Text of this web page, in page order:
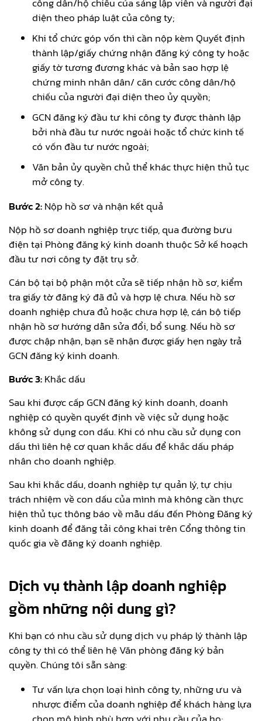
diện theo pháp luật của công ty;
Khi tổ chức góp vốn thì cần nộp kèm Quyết định
thành lập/giấy chứng nhận đăng ký công ty hoặc
giấy tờ tương đương khác và bản sao hợp lệ
chứng minh nhân dân/ căn cước công dân/hộ
chiếu của người đại diện theo ủy quyền;
GCN đăng ký đầu tư khi công ty được thành lập
bởi nhà đầu tư nước ngoài hoặc tổ chức kinh tế
có vốn đầu tư nước ngoài;
Văn bản ủy quyền chủ thể khác thực hiện thủ tục
mở công ty.
Bước 2:Nộp hồ sơ và nhận kết quả
Nộp hồ sơ doanh nghiệp trực tiếp, qua đường bưu
điện tại Phòng đăng ký kinh doanh thuộc Sở kế hoạch
đầu tư nơi công ty đặt trụ sở.
Cán bộ tại bộ phận một cửa sẽ tiếp nhận hồ sơ, kiểm
tra giấy tờ đăng ký đã đủ và hợp lệ chưa. Nếu hồ sơ
doanh nghiệp chưa đủ hoặc chưa hợp lệ, cán bộ tiếp
nhận hồ sơ hướng dẫn sửa đổi, bổ sung. Nếu hồ sơ
được chập nhận, bạn sẽ nhận được giấy hẹn ngày trả
GCN đăng ký kinh doanh.
Bước 3:Khắc dấu
Sau khi được cấp GCN đăng ký kinh doanh, doanh
nghiệp có quyền quyết định về việc sử dụng hoặc
không sử dụng con dấu. Khi có nhu cầu sử dụng con
dấu thì liên hệ cơ quan khắc dấu để khắc dấu pháp
nhân cho doanh nghiệp.
Sau khi khắc dấu, doanh nghiệp tự quản lý, tự chịu
trách nhiệm về con dấu của mình mà không cần thực
hiện thủ tục thông báo về mẫu dấu đến Phòng Đăng ký
kinh doanh để đăng tải công khai trên Cổng thông tin
quốc gia về đăng ký doanh nghiệp.
Dịch vụ thành lập doanh nghiệp
gồm những nội dung gì?
Khi bạn có nhu cầu sử dụng dịch vụ pháp lý thành lập
công ty thì có thể liên hệ Văn phòng đăng ký bản
quyền. Chúng tôi sẵn sàng:
Tư vấn lựa chọn loại hình công ty, những ưu và
nhược điểm của doanh nghiệp để khách hàng lựa